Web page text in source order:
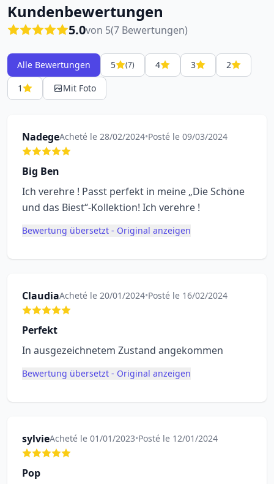
Kundenbewertungen
5.0von 5(7 Bewertungen)
Alle Bewertungen 5 (7) 4 3
2
1
Mit Foto
NadegeAcheté le 28/02/2024•Posté le 09/03/2024
Big Ben
Ich verehre ! Passt perfekt in meine „Die Schöne
und das Biest“-Kollektion! Ich verehre !
Bewertung übersetzt - Original anzeigen
ClaudiaAcheté le 20/01/2024•Posté le 16/02/2024
Perfekt
In ausgezeichnetem Zustand angekommen
Bewertung übersetzt - Original anzeigen
sylvieAcheté le 01/01/2023•Posté le 12/01/2024
Pop